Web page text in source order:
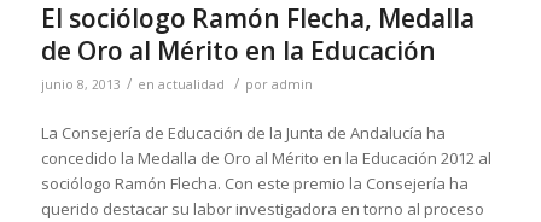
El sociólogo Ramón Flecha, Medalla
de Oro al Mérito en la Educación
junio 8, 2013 / en actualidad / por admin
La Consejería de Educación de la Junta de Andalucía ha
concedido la Medalla de Oro al Mérito en la Educación 2012 al
sociólogo Ramón Flecha. Con este premio la Consejería ha
querido destacar su labor investigadora en torno al proceso